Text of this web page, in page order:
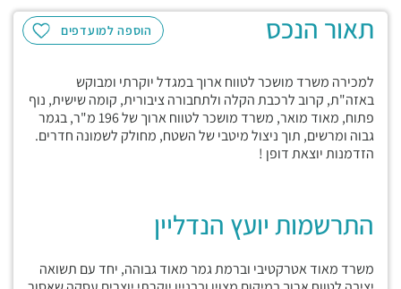
הוספה למועדפים תאור הנכס
למכירה משרד מושכר לטווח ארוך במגדל יוקרתי ומבוקש
באזה"ת, קרוב לרכבת הקלה ולתחבורה ציבורית, קומה שישית, נוף
פתוח, מאוד מואר, משרד מושכר לטווח ארוך של 196 מ"ר, בגמר
גבוה ומרשים, תוך ניצול מיטבי של השטח, מחולק לשמונה חדרים.
הזדמנות יוצאת דופן !
התרשמות יועץ הנדליין
משרד מאוד אטרקטיבי וברמת גמר מאוד גבוהה, יחד עם תשואה